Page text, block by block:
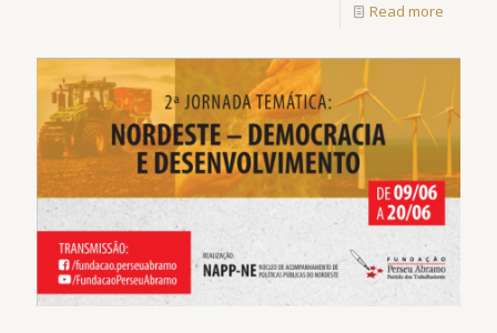
Read more